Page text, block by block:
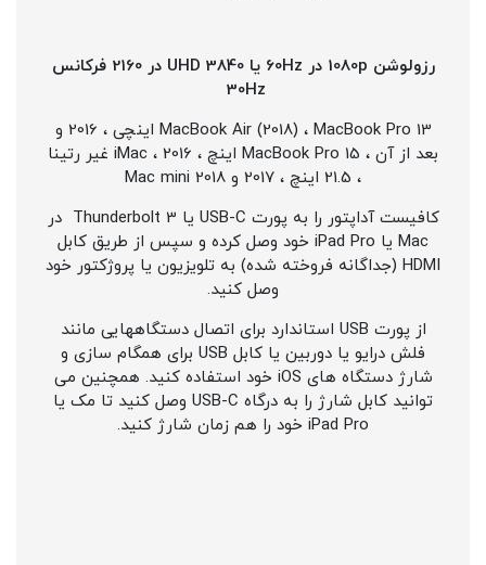
رزولوشن 1080p در 60Hz یا UHD 3840 در 2160 فرکانس
30Hz
MacBook Air (2018) ، MacBook Pro 13 اینچی ، 2016 و
بعد از آن ، MacBook Pro 15 اینچ ، 2016 ، iMac غیر رتینا
، 21.5 اینچ ، 2017 و Mac mini 2018
کافیست آداپتور را به پورت USB-C یا Thunderbolt 3 در
Mac یا iPad Pro خود وصل کرده و سپس از طریق کابل
HDMI (جداگانه فروخته شده) به تلویزیون یا پروژکتور خود
وصل کنید.
از پورت USB استاندارد برای اتصال دستگاههایی مانند
فلش درایو یا دوربین یا کابل USB برای همگام سازی و
شارژ دستگاه های iOS خود استفاده کنید. همچنین می
توانید کابل شارژ را به درگاه USB-C وصل کنید تا مک یا
iPad Pro خود را هم زمان شارژ کنید.